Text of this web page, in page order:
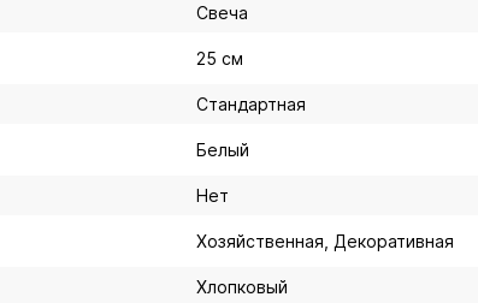
Свеча
25 см
Стандартная
Белый
Нет
Хозяйственная, Декоративная
Хлопковый